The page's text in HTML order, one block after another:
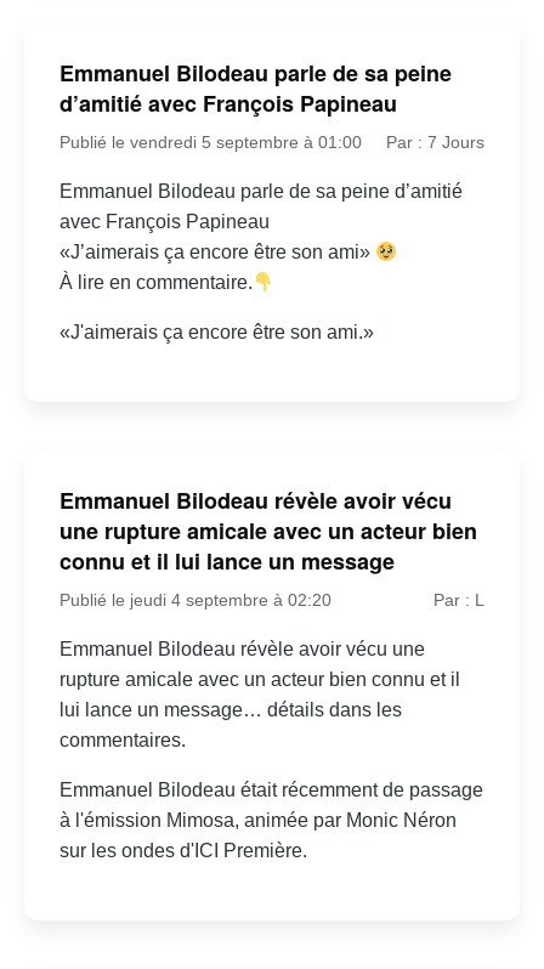
Emmanuel Bilodeau parle de sa peine
d’amitié avec François Papineau
Publié le vendredi 5 septembre à 01:00 Par : 7 Jours
Emmanuel Bilodeau parle de sa peine d’amitié
avec François Papineau
«J’aimerais ça encore être son ami»
À lire en commentaire.
«J'aimerais ça encore être son ami.»
Emmanuel Bilodeau révèle avoir vécu
une rupture amicale avec un acteur bien
connu et il lui lance un message
Publié le jeudi 4 septembre à 02:20 Par : L
Emmanuel Bilodeau révèle avoir vécu une
rupture amicale avec un acteur bien connu et il
lui lance un message… détails dans les
commentaires.
Emmanuel Bilodeau était récemment de passage
à l'émission Mimosa, animée par Monic Néron
sur les ondes d'ICI Première.